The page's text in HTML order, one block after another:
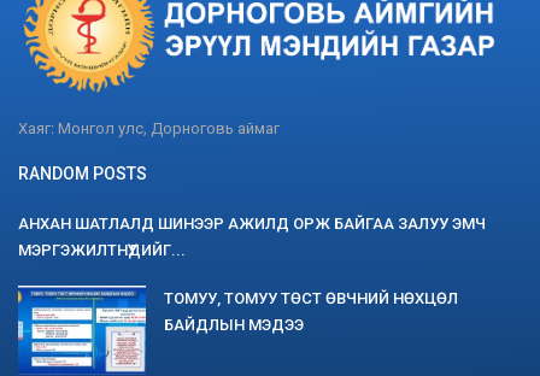
Хаяг: Монгол улс, Дорноговь аймаг
RANDOM POSTS
АНХАН ШАТЛАЛД ШИНЭЭР АЖИЛД ОРЖ БАЙГАА ЗАЛУУ ЭМЧ
МЭРГЭЖИЛТНҮҮДИЙГ...
ТОМУУ, ТОМУУ ТӨСТ ӨВЧНИЙ НӨХЦӨЛ
БАЙДЛЫН МЭДЭЭ